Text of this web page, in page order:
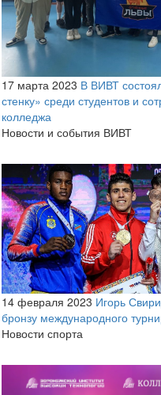
17 марта 2023 В ВИВТ
стенку» среди студентов и
колледжа
Новости и события ВИВТ
14 февраля 2023 Игорь
бронзу международного
Новости спорта